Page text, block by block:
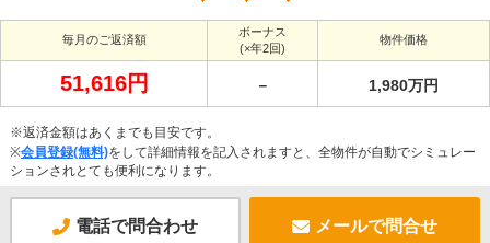
毎月のご返済額
ボーナス
(×年2回)
物件価格
51,616円 － 1,980万円
※返済金額はあくまでも目安です。
※会員登録(無料)をして詳細情報を記入されますと、全物件が自動でシミュレー
ションされとても便利になります。
電話で問合わせ メールで問合せ